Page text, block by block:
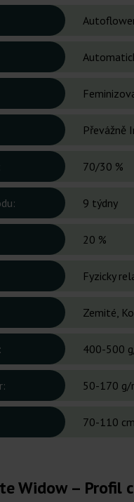
Převážně
70/30 %
9 týdny
20 %
Fyzicky
Zemité,
400-500
50-170 g/
70-110 cm
Widow – Profil